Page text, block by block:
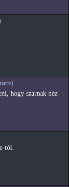
hogy szarnak néz
tól.